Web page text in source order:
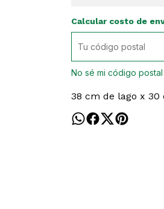
Calcular costo de
No sé mi código postal
38 cm de lago x